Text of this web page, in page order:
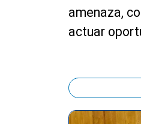
amenaza,
actuar